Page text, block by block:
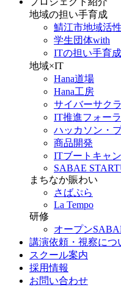
地域の担い手育成
鯖江市地域活
学生団体with
ITの担い手育成
地域×IT
Hana道場
Hana工房
サイバーサクラ
IT推進フォー
ハッカソン・
商品開発
ITブートキャ
SABAE
まちなか賑わい
さばぷら
La Tempo
研修
オープン
講演依頼・視察につ
スクール案内
採用情報
お問い合わせ